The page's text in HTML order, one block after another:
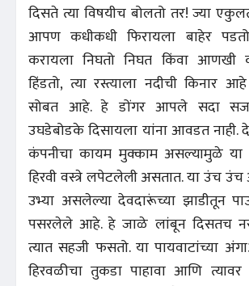
दिसते त्या विषयीच बोलतो तर! ज्या
आपण कधीकधी फिरायला बाहेर
करायला निघतो निघत किंवा आणखी
हिंडतो, त्या रस्त्याला नदीची किनार
सोबत आहे. हे डोंगर आपले सदा
उघडेबोडके दिसायला यांना आवडत
कंपनीचा कायम मुक्काम असल्यामुळे या
हिरवी वस्त्रे लपेटलेली असतात. या उंच उंच
उभ्या असलेल्या देवदारूंच्या झाडीतून
पसरलेले आहे. हे जाळे लांबून दिसतच
त्यात सहजी फसतो. या पायवाटांच्या
हिरवळीचा तुकडा पाहावा आणि